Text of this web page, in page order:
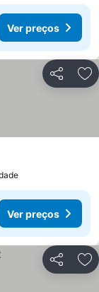
Ver preços
Partilhar
Ver preços
Partilhar